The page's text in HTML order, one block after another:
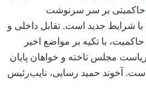
بر سر سرنوشت
شرایط جدید است. تقابل داخلی و
با تکیه بر مواضع اخیر
مجلس تاخته و خواهان پایان
آخوند حمید رسایی، نایب‌رئیس